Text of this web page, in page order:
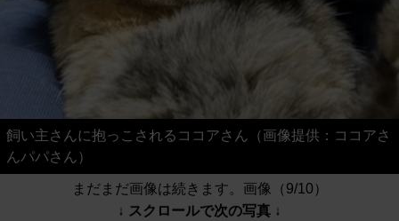
飼い主さんに抱っこされるココアさん（画像提供：ココアさ
んパパさん）
まだまだ画像は続きます。画像（9/10）
↓ スクロールで次の写真 ↓